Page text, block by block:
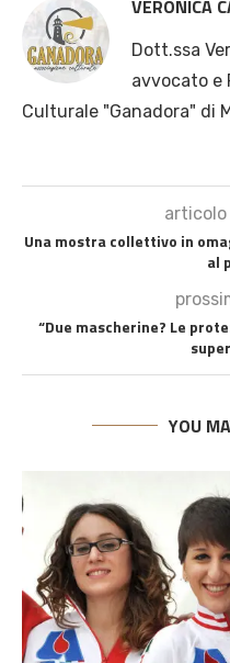
VERONICA
Dott.ssa
avvocato e
Culturale "Ganadora" di
Una mostra collettivo in
al
“Due mascherine? Le
YOU